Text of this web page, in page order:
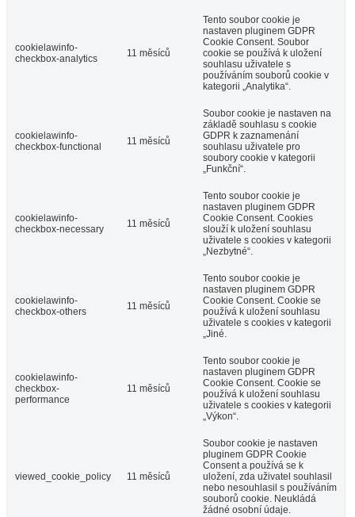
cookielawinfo-
checkbox-analytics
11 měsíců
Tento soubor cookie je
nastaven pluginem GDPR
Cookie Consent. Soubor
cookie se používá k uložení
souhlasu uživatele s
používáním souborů cookie v
kategorii „Analytika“.
cookielawinfo-
checkbox-functional
11 měsíců
Soubor cookie je nastaven na
základě souhlasu s cookie
GDPR k zaznamenání
souhlasu uživatele pro
soubory cookie v kategorii
„Funkční“.
cookielawinfo-
checkbox-necessary
11 měsíců
Tento soubor cookie je
nastaven pluginem GDPR
Cookie Consent. Cookies
slouží k uložení souhlasu
uživatele s cookies v kategorii
„Nezbytné“.
cookielawinfo-
checkbox-others
11 měsíců
Tento soubor cookie je
nastaven pluginem GDPR
Cookie Consent. Cookie se
používá k uložení souhlasu
uživatele s cookies v kategorii
„Jiné.
cookielawinfo-
checkbox-
performance
11 měsíců
Tento soubor cookie je
nastaven pluginem GDPR
Cookie Consent. Cookie se
používá k uložení souhlasu
uživatele s cookies v kategorii
„Výkon“.
viewed_cookie_policy 11 měsíců
Soubor cookie je nastaven
pluginem GDPR Cookie
Consent a používá se k
uložení, zda uživatel souhlasil
nebo nesouhlasil s používáním
souborů cookie. Neukládá
žádné osobní údaje.